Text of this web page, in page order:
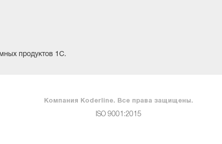
продуктов 1С.
Компания Koderline. Все права защищены.
ISO 9001:2015